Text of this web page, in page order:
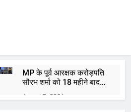
MP के पूर्व आरक्षक करोड़पति
सौरभ शर्मा को 18 महीने बाद
हाईकोर्ट से मिली जमानत
August 7, 2026